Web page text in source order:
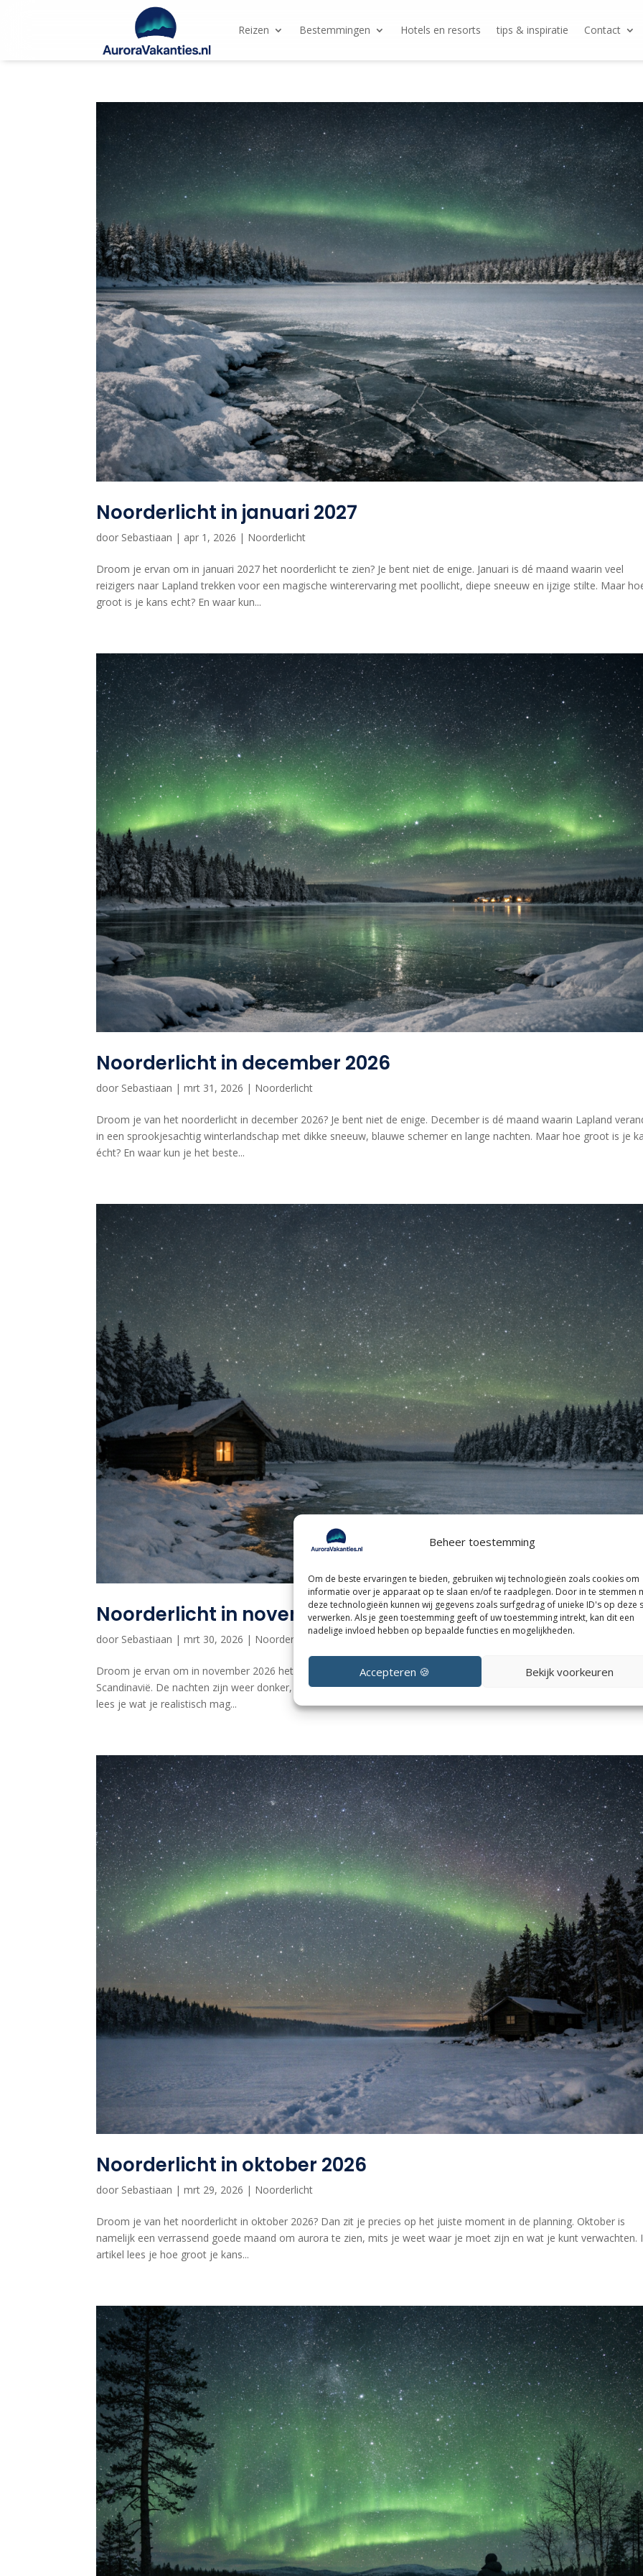
Beheer toestemming
Om de beste ervaringen te bieden, gebruiken wij technologieën zoals cookies om
informatie over je apparaat op te slaan en/of te raadplegen. Door in te stemmen
deze technologieën kunnen wij gegevens zoals surfgedrag of unieke ID's op deze
verwerken. Als je geen toestemming geeft of uw toestemming intrekt, kan dit een
nadelige invloed hebben op bepaalde functies en mogelijkheden.
Accepteren 🍪 Bekijk voorkeuren
Reizen Bestemmingen Hotels en resorts tips & inspiratie Contact
Noorderlicht in januari 2027
door Sebastiaan | apr 1, 2026 | Noorderlicht
Droom je ervan om in januari 2027 het noorderlicht te zien? Je bent niet de enige. Januari is dé maand waarin veel
reizigers naar Lapland trekken voor een magische winterervaring met poollicht, diepe sneeuw en ijzige stilte. Maar
groot is je kans echt? En waar kun...
Noorderlicht in december 2026
door Sebastiaan |mrt 31, 2026 | Noorderlicht
Droom je van het noorderlicht in december 2026? Je bent niet de enige. December is dé maand waarin Lapland
in een sprookjesachtig winterlandschap met dikke sneeuw, blauwe schemer en lange nachten. Maar hoe groot is je
écht? En waar kun je het beste...
Noorderlicht in november 2026
door Sebastiaan |mrt 30, 2026 | Noorderlicht
Droom je ervan om in november 2026 het noorderlicht te zien? Dan zit je precies in de start van het winterseizoen in
Scandinavië. De nachten zijn weer donker, de eerste sneeuw valt en de kans op aurora is verrassend goed. In dit
lees je wat je realistisch mag...
Noorderlicht in oktober 2026
door Sebastiaan |mrt 29, 2026 | Noorderlicht
Droom je van het noorderlicht in oktober 2026? Dan zit je precies op het juiste moment in de planning. Oktober is
namelijk een verrassend goede maand om aurora te zien, mits je weet waar je moet zijn en wat je kunt verwachten.
artikel lees je hoe groot je kans...